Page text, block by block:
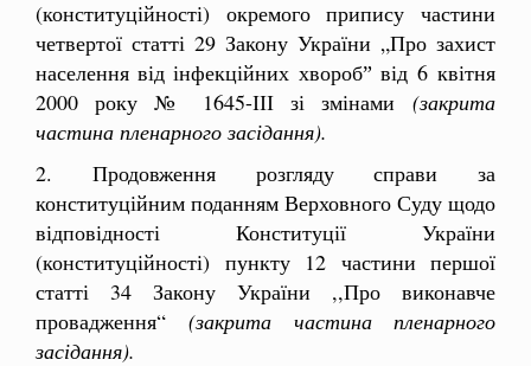
(конституційності) окремого припису частини
четвертої статті 29 Закону України „Про захист
населення від інфекційних хворобˮ від 6 квітня
2000 року № 1645-ІІІ зі змінами (закрита
частина пленарного засідання).
2. Продовження розгляду справи за
конституційним поданням Верховного Суду щодо
відповідності Конституції України
(конституційності) пункту 12 частини першої
статті 34 Закону України ,,Про виконавче
провадження“(закрита частина пленарного
засідання).